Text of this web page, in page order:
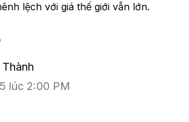
lệch với giá thế giới vẫn lớn.
lúc 2:00 PM